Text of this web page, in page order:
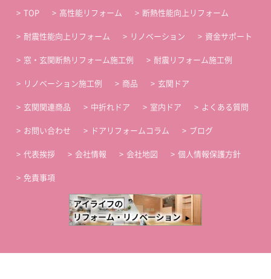
TOP 高性能リフォーム 断熱性能向上リフォーム
耐震性能向上リフォーム リノベーション 資金サポート
窓・玄関断熱リフォーム施工例 耐震リフォーム施工例
リノベーション施工例 商品 玄関ドア
玄関関連商品 中折れドア 室内ドア よくある質問
お問い合わせ ドアリフォームコラム ブログ
代表挨拶 会社情報 会社地図 個人情報保護方針
免責事項